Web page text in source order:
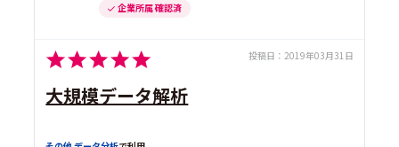
企業所属 確認済
投稿日： 2019年03月31日
大規模データ解析